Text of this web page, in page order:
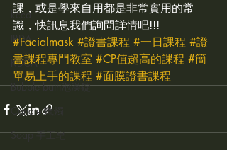
kcca
IRDA
KDCA
Bubble bath泡澡錠
Candle 蠟燭
Soap 手工皂
課，或是學來自用都是非常實用的常
識，快訊息我們詢問詳情吧!!!
#Facialmask #證書課程 #一日課程 #證
書課程專門教室 #CP值超高的課程 #簡
單易上手的課程 #面膜證書課程